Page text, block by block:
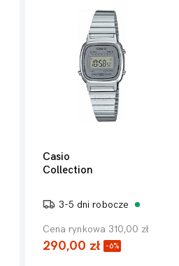
Casio
Collection
3-5 dni robocze
Cena rynkowa 310,00 zł
290,00 zł -6%